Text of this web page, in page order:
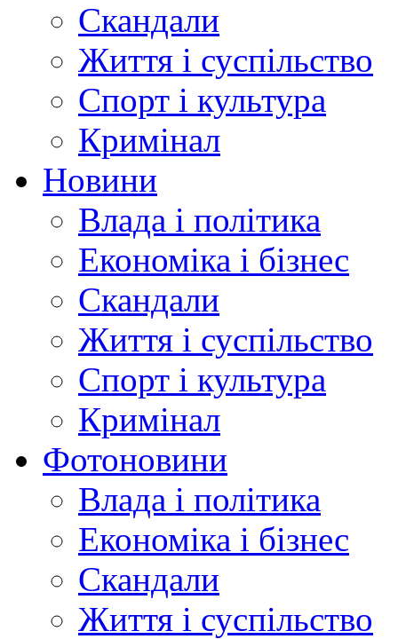
Скандали
Життя і суспільство
Спорт і культура
Кримінал
Новини
Влада і політика
Економіка і бізнес
Скандали
Життя і суспільство
Спорт і культура
Кримінал
Фотоновини
Влада і політика
Економіка і бізнес
Скандали
Життя і суспільство